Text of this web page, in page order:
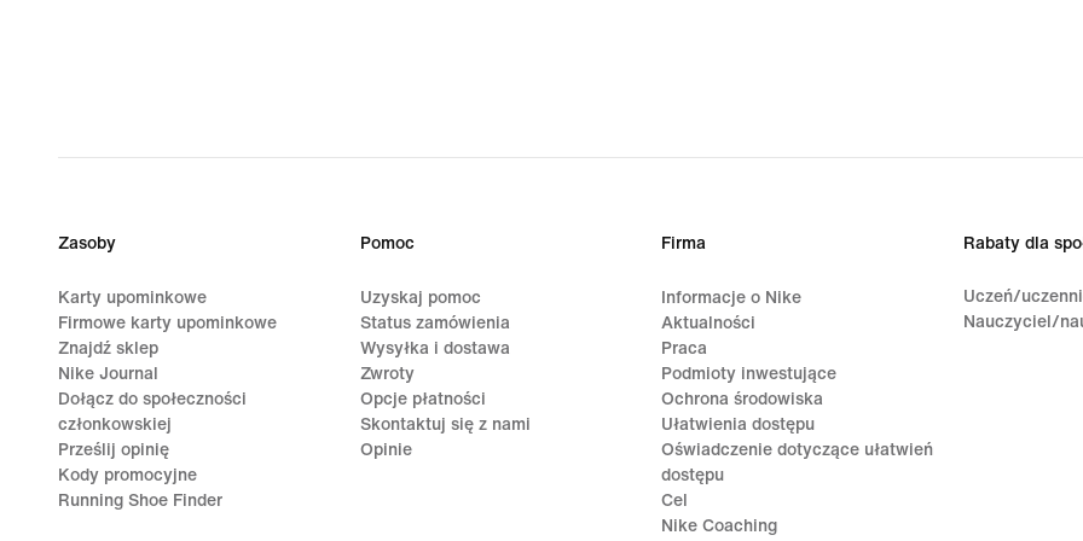
Zasoby
Karty upominkowe
Firmowe karty upominkowe
Znajdź sklep
Nike Journal
Dołącz do społeczności
członkowskiej
Prześlij opinię
Kody promocyjne
Running Shoe Finder
Pomoc
Uzyskaj pomoc
Status zamówienia
Wysyłka i dostawa
Zwroty
Opcje płatności
Skontaktuj się z nami
Opinie
Firma
Informacje o Nike
Aktualności
Praca
Podmioty inwestujące
Ochrona środowiska
Ułatwienia dostępu
Oświadczenie dotyczące ułatwień
dostępu
Cel
Nike Coaching
Rabaty dla
Uczeń/
Nauczyciel/